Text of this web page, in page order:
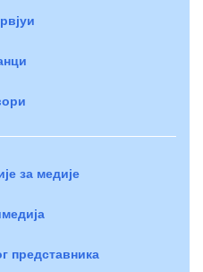
за медије
представника